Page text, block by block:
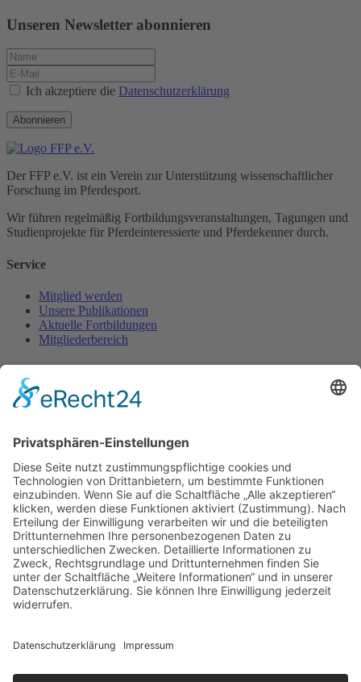
Unseren Newsletter abonnieren
Ich akzeptiere die Datenschutzerklärung
Abonnieren
Der FFP e.V. ist ein Verein zur Unterstützung wissenschaftlicher
Forschung im Pferdesport.
Wir führen regelmäßig Fortbildungs­veranstaltungen, Tagungen und
Studienprojekte für Pferde­interessierte und Pferde­kenner durch.
Service
Mitglied werden
Unsere Publikationen
Aktuelle Fortbildungen
Mitgliederbereich
FFP e.V.
52428 Jülich
Fon. 02461-340 430
Diese E-Mail-Adresse ist vor Spambots geschützt! Zur Anzeige
muss JavaScript eingeschaltet sein.
www.ffp-ev.de
Bankverbindung
Sparkasse Essen
DE69 3605 0105 0006 4637 98
Online-Bestellung oder -Anmeldung widerrufen